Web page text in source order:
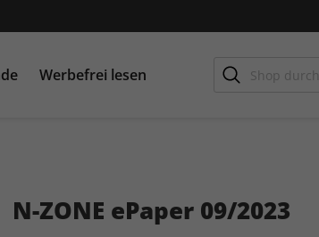
Werbefrei lesen
N-ZONE ePaper 09/2023